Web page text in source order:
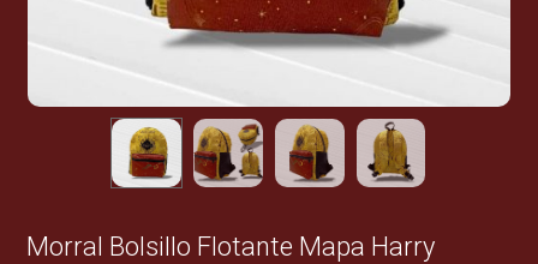
Morral Bolsillo Flotante Mapa Harry